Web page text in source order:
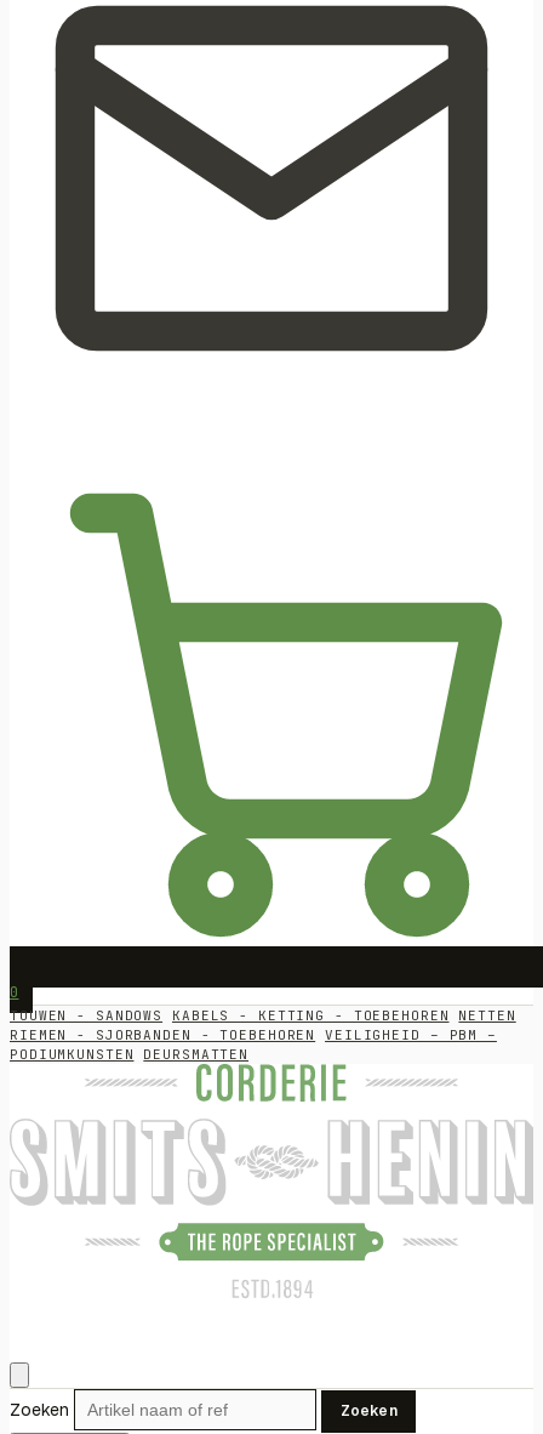
0
TOUWEN - SANDOWS KABELS - KETTING - TOEBEHOREN
NETTEN
RIEMEN - SJORBANDEN - TOEBEHOREN
VEILIGHEID – PBM –
PODIUMKUNSTEN
DEURSMATTEN
Zoeken Zoeken